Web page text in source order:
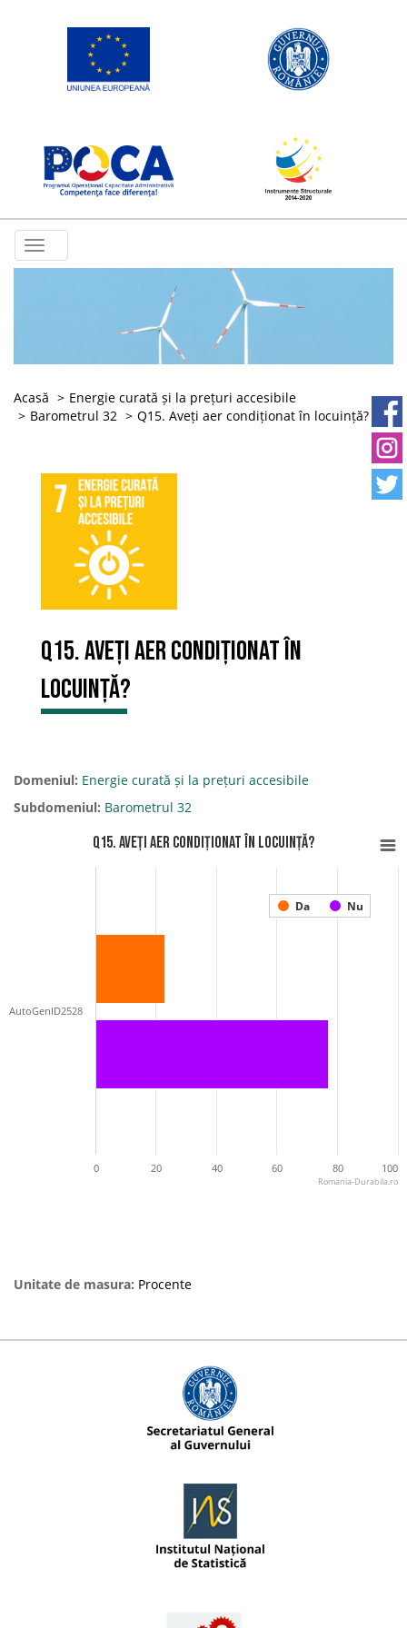
Toggle
navigation
Acasă
Energie curată și la prețuri accesibile
Barometrul 32
Q15. Aveți aer condiționat în locuință?
Q15. Aveți aer condiționat în
locuință?
Domeniul: Energie curată și la prețuri accesibile
Subdomeniul: Barometrul 32
Q15. Aveți aer condiționat în locuință?
Da Nu
AutoGenID2528
0 20 40 60 80 100
Romania-Durabila.ro
Unitate de masura: Procente